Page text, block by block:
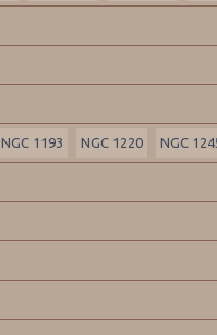
NGC 1193 NGC 1220 NGC